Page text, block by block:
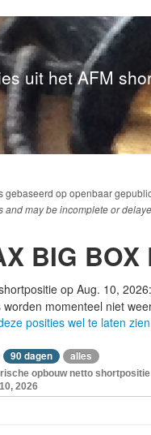
uit het AFM
gebaseerd op openbaar
may be incomplete or
BIG BOX
op Aug. 10,
worden momenteel niet
posities wel te laten zien
90 dagen alles
opbouw netto shortpositie
2026